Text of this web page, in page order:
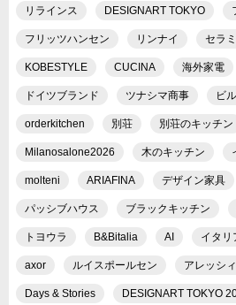
リラインス DESIGNART TOKYO
フリッツハンセン リンナイ セラ
KOBESTYLE CUCINA 海外家電
ドイツブランド ツナシマ商事 ビ
orderkitchen 別荘 別荘のキッチン
Milanosalone2026 木のキッチン
molteni ARIAFINA デザイン家具
パッシブハウス ブラックキッチン
トヨウラ B&Bitalia AI イタリ
axor ルイスポールセン アレッシィ
Days & Stories DESIGNART TOKYO